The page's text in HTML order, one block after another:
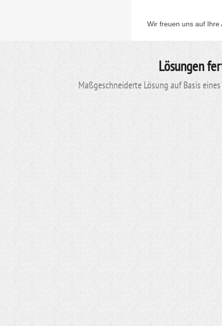
Wir freuen uns auf Ihre
Lösungen
Maßgeschneiderte Lösung auf Basis